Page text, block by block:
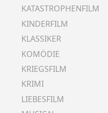
KATASTROPHENFILM
KINDERFILM
KLASSIKER
KOMÖDIE
KRIEGSFILM
KRIMI
LIEBESFILM